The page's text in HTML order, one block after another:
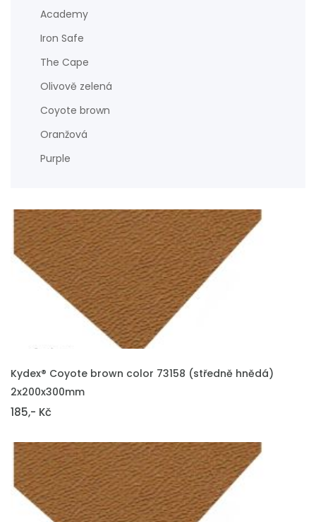
Academy
Iron Safe
The Cape
Olivově zelená
Coyote brown
Oranžová
Purple
VLOŽIT DO KOŠÍKU
Kydex® Coyote brown color 73158 (středně hnědá)
2x200x300mm
185,- Kč